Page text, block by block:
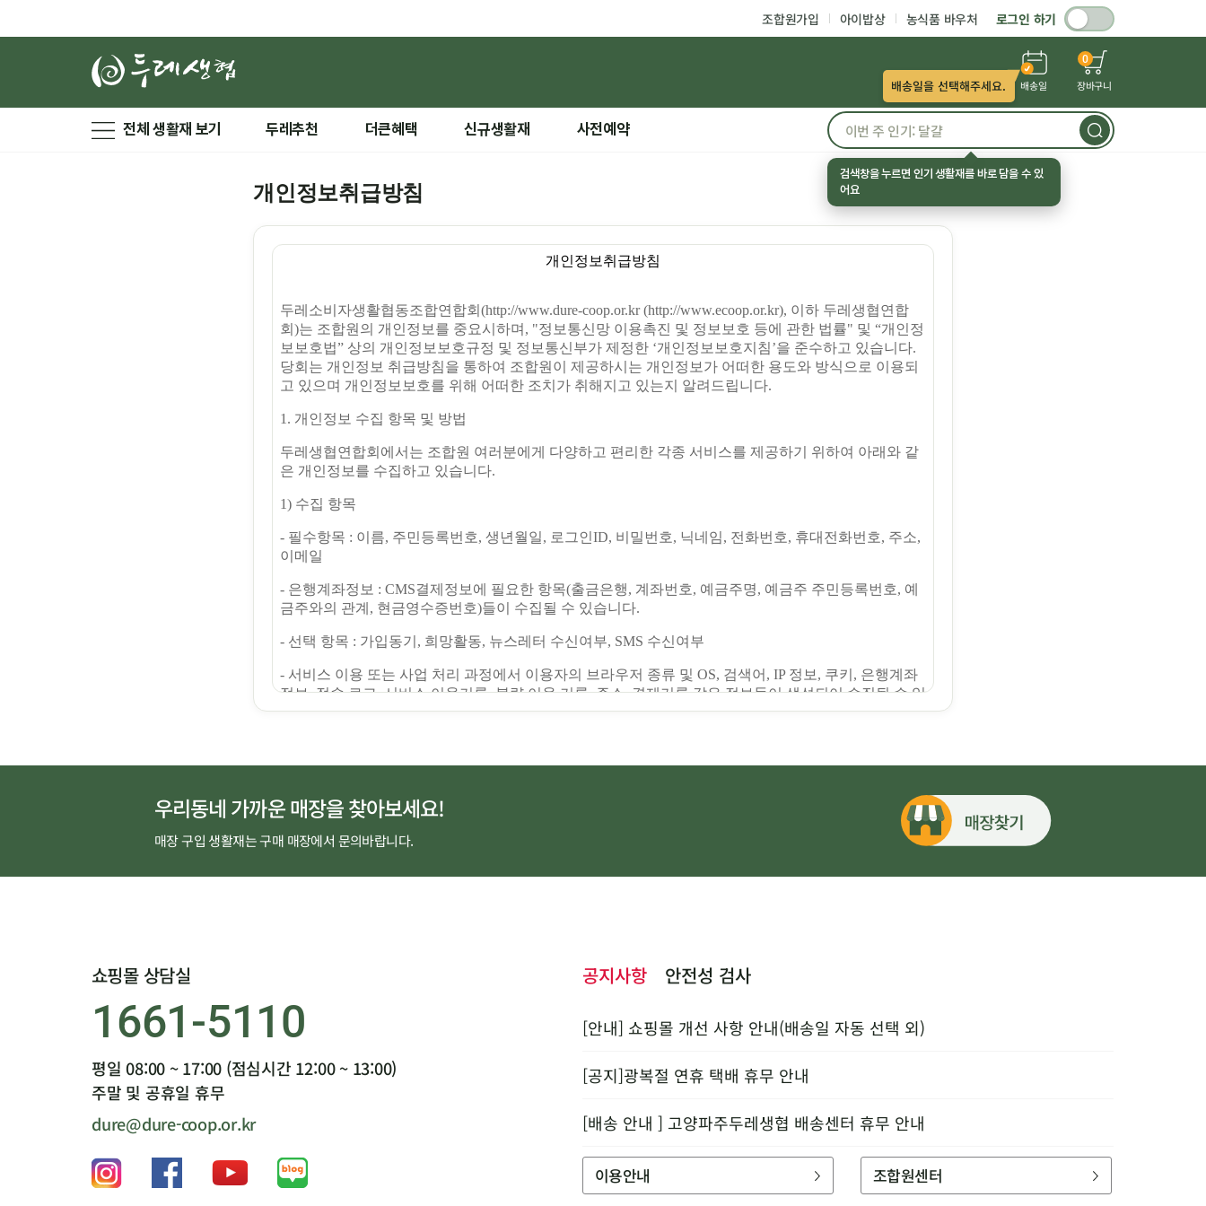
조합원가입 아이밥상 농식품 바우처 로그인 하기
배송일
배송일을 선택해주세요.
0
장바구니
전체 생활재 보기 두레추천 더큰혜택 신규생활재 사전예약
개인정보취급방침
우리동네 가까운 매장을 찾아보세요!
매장 구입 생활재는 구매 매장에서 문의바랍니다.
쇼핑몰 상담실
1661-5110
평일 08:00 ~ 17:00 (점심시간 12:00 ~ 13:00)
주말 및 공휴일 휴무
dure@dure-coop.or.kr
공지사항 안전성 검사
[안내] 쇼핑몰 개선 사항 안내(배송일 자동 선택 외)
[공지]광복절 연휴 택배 휴무 안내
[배송 안내 ] 고양파주두레생협 배송센터 휴무 안내
이용안내 조합원센터
검색창을 누르면 인기 생활재를 바로 담을 수 있
어요